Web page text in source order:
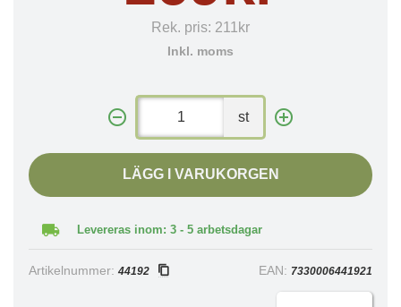
Rek. pris: 211kr
Inkl. moms
st
LÄGG I VARUKORGEN
Levereras inom: 3 - 5 arbetsdagar
Artikelnummer: 44192 EAN: 7330006441921